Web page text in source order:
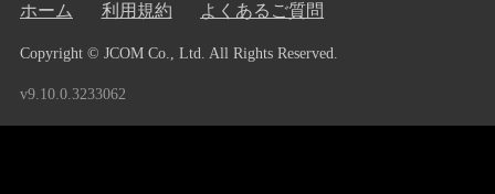
ホーム 利用規約 よくあるご質問
Copyright © JCOM Co., Ltd. All Rights Reserved.
v9.10.0.3233062